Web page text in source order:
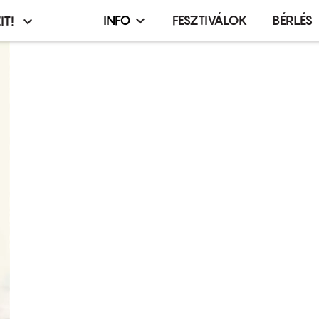
Infó,
INFO FESZTIVÁLOK BÉRLÉS